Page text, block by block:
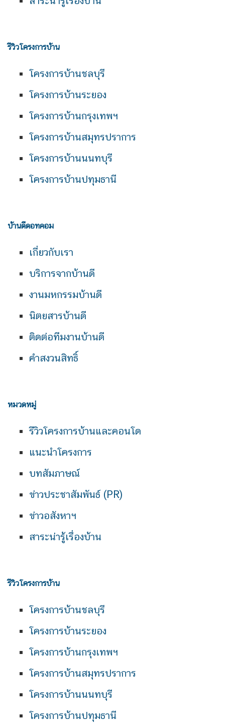
รีวิวโครงการบ้าน
โครงการบ้านชลบุรี
โครงการบ้านระยอง
โครงการบ้านกรุงเทพฯ
โครงการบ้านสมุทรปราการ
โครงการบ้านนนทบุรี
โครงการบ้านปทุมธานี
บ้านดีดอทคอม
เกี่ยวกับเรา
บริการจากบ้านดี
งานมหกรรมบ้านดี
นิตยสารบ้านดี
ติดต่อทีมงานบ้านดี
คำสงวนสิทธิ์
หมวดหมู่
รีวิวโครงการบ้านและคอนโด
แนะนำโครงการ
บทสัมภาษณ์
ข่าวประชาสัมพันธ์ (PR)
ข่าวอสังหาฯ
สาระน่ารู้เรื่องบ้าน
รีวิวโครงการบ้าน
โครงการบ้านชลบุรี
โครงการบ้านระยอง
โครงการบ้านกรุงเทพฯ
โครงการบ้านสมุทรปราการ
โครงการบ้านนนทบุรี
โครงการบ้านปทุมธานี